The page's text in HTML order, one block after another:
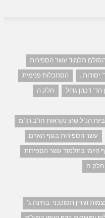
תלמוד עשר הספירות
יסודות .
הסתכלות פנימית
הד' דכהן גדול
חלק ה
הנ"ל שהן נקראות חו"ב תו"מ
עשר הספירות בגוף האדם
היומי בתלמוד עשר הספירות
חלק ח
וגידין תסוככני. בחינה ג'